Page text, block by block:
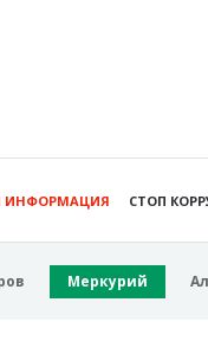
ИНФОРМАЦИЯ СТОП
Меркурий